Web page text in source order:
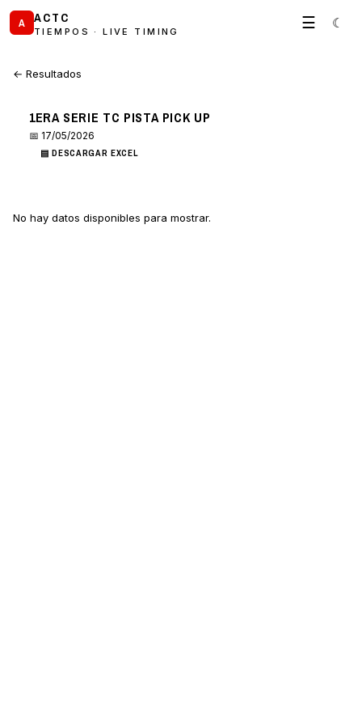
A ACTC
TIEMPOS · LIVE TIMING ☰ ☾
← Resultados
1ERA SERIE TC PISTA PICK UP
📅 17/05/2026
▤ DESCARGAR EXCEL
No hay datos disponibles para mostrar.